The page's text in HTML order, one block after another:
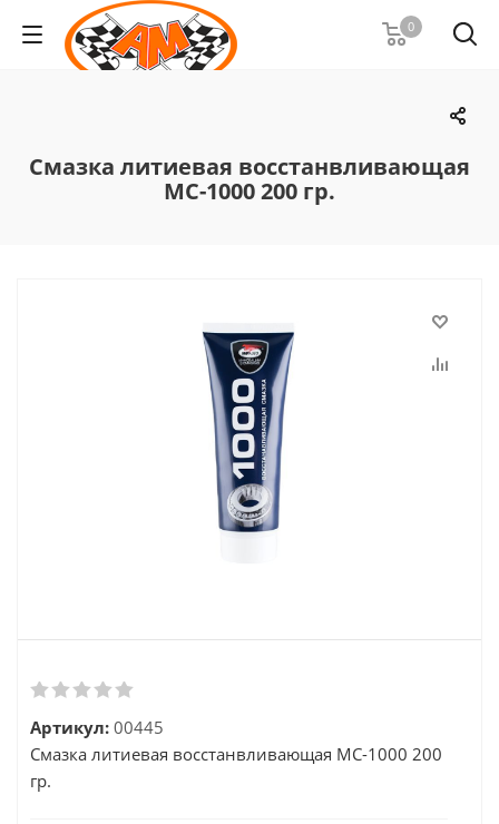
0
Смазка литиевая восстанвливающая
МС-1000 200 гр.
Артикул: 00445
Смазка литиевая восстанвливающая МС-1000 200
гр.